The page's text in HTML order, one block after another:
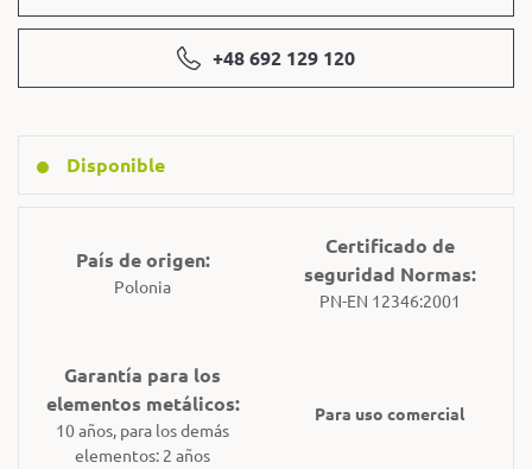
+48 692 129 120
Disponible
País de origen:
Polonia
Certificado de
seguridad Normas:
PN-EN 12346:2001
Garantía para los
elementos metálicos:
10 años, para los demás
elementos: 2 años
Para uso comercial